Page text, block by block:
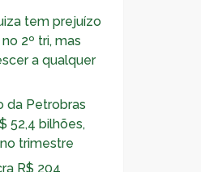
tem prejuízo
2º tri, mas
a qualquer
da Petrobras
52,4 bilhões,
trimestre
R$ 204